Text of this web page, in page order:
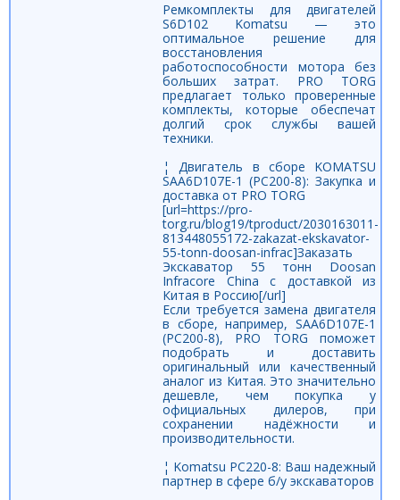
Ремкомплекты для двигателей
S6D102 Komatsu — это
оптимальное решение для
восстановления
работоспособности мотора без
больших затрат. PRO TORG
предлагает только проверенные
комплекты, которые обеспечат
долгий срок службы вашей
техники.
¦ Двигатель в сборе KOMATSU
SAA6D107E-1 (PC200-8): Закупка и
доставка от PRO TORG
[url=https://pro-
torg.ru/blog19/tproduct/2030163011-
813448055172-zakazat-ekskavator-
55-tonn-doosan-infrac]Заказать
Экскаватор 55 тонн Doosan
Infracore China с доставкой из
Китая в Россию[/url]
Если требуется замена двигателя
в сборе, например, SAA6D107E-1
(PC200-8), PRO TORG поможет
подобрать и доставить
оригинальный или качественный
аналог из Китая. Это значительно
дешевле, чем покупка у
официальных дилеров, при
сохранении надёжности и
производительности.
¦ Komatsu PC220-8: Ваш надежный
партнер в сфере б/у экскаваторов